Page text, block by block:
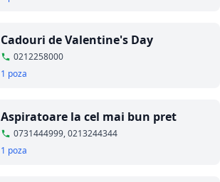
Cadouri de Valentine's Day
0212258000
1 poza
Aspiratoare la cel mai bun pret
0731444999, 0213244344
1 poza